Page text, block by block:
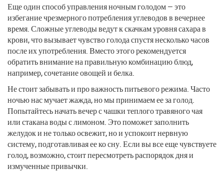
Еще один способ управления ночным голодом — это
избегание чрезмерного потребления углеводов в вечернее
время. Сложные углеводы ведут к скачкам уровня сахара в
крови, что вызывает чувство голода спустя несколько часов
после их употребления. Вместо этого рекомендуется
обратить внимание на правильную комбинацию блюд,
например, сочетание овощей и белка.
Не стоит забывать и про важность питьевого режима. Часто
ночью нас мучает жажда, но мы принимаем ее за голод.
Попытайтесь начать вечер с чашки теплого травяного чая
или стакана воды с лимоном. Это поможет заполнить
желудок и не только освежит, но и успокоит нервную
систему, подготавливая ее ко сну. Если вы все еще чувствуете
голод, возможно, стоит пересмотреть распорядок дня и
измученные привычки.